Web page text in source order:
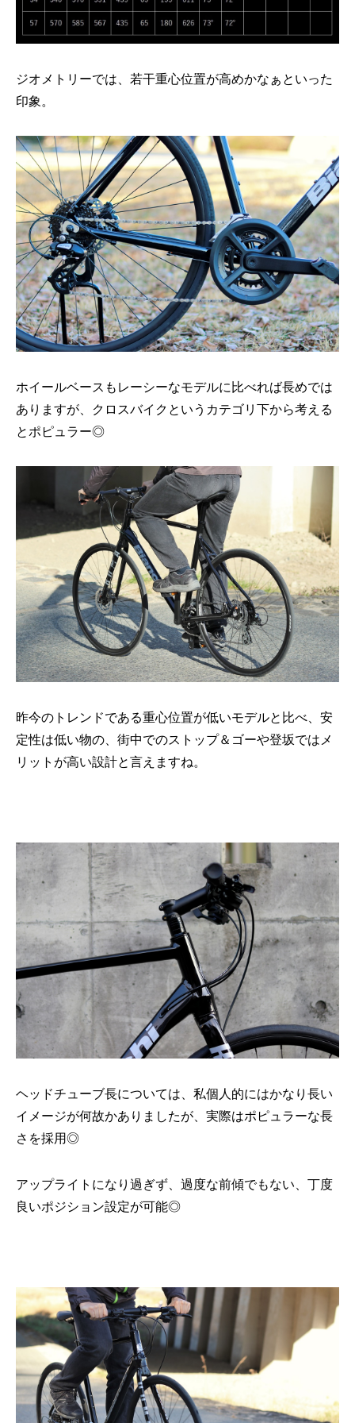
ジオメトリーでは、若干重心位置が高めかなぁといった
印象。
ホイールベースもレーシーなモデルに比べれば長めでは
ありますが、クロスバイクというカテゴリ下から考える
とポピュラー◎
昨今のトレンドである重心位置が低いモデルと比べ、安
定性は低い物の、街中でのストップ＆ゴーや登坂ではメ
リットが高い設計と言えますね。
ヘッドチューブ長については、私個人的にはかなり長い
イメージが何故かありましたが、実際はポピュラーな長
さを採用◎
アップライトになり過ぎず、過度な前傾でもない、丁度
良いポジション設定が可能◎